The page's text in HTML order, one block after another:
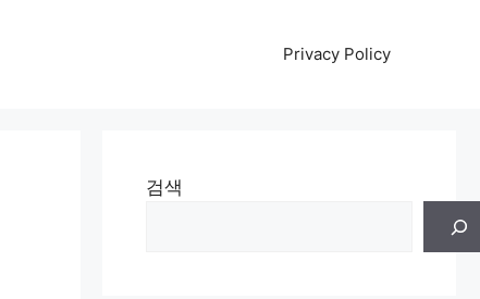
Privacy Policy
검색